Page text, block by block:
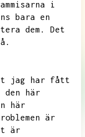
i
bara en
dem.
Det
jag har fått
den här
här
är
är